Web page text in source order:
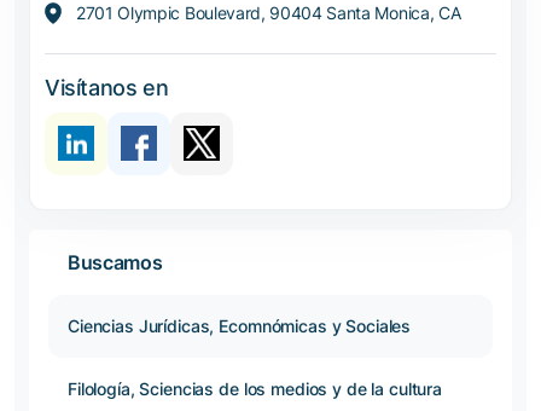
2701 Olympic Boulevard, 90404 Santa Monica, CA
Visítanos en
Buscamos
Ciencias Jurídicas, Ecomnómicas y Sociales
Filología, Sciencias de los medios y de la cultura